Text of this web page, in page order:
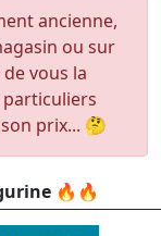
ancienne,
ou sur
vous la
prix... 🤔
🔥🔥